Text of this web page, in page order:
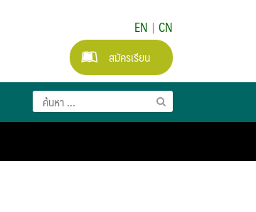
EN | CN
สมัครเรียน